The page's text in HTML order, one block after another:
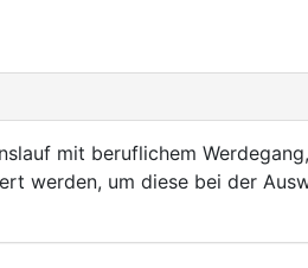
mit beruflichem
werden, um diese bei der